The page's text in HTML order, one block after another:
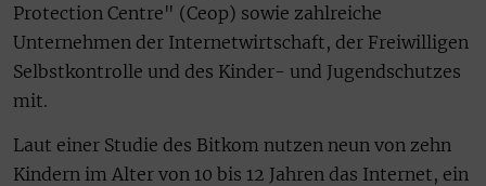
Protection Centre" (Ceop) sowie zahlreiche
Unternehmen der Internetwirtschaft, der Freiwilligen
Selbstkontrolle und des Kinder- und Jugendschutzes
mit.
Laut einer Studie des Bitkom nutzen neun von zehn
Kindern im Alter von 10 bis 12 Jahren das Internet, ein